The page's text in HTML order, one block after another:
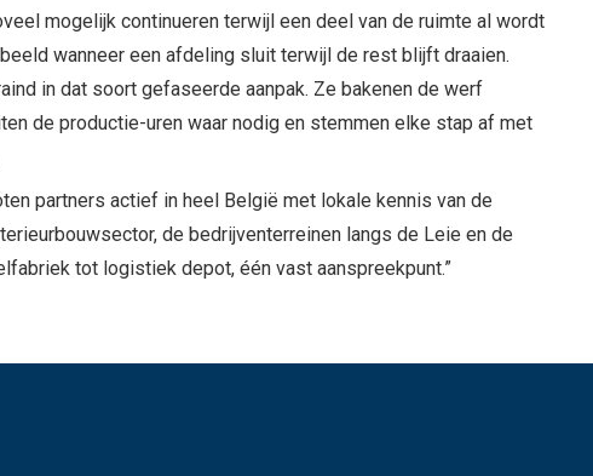
mogelijk continueren terwijl een deel van de ruimte al wordt
wanneer een afdeling sluit terwijl de rest blijft draaien.
in dat soort gefaseerde aanpak. Ze bakenen de werf
de productie-uren waar nodig en stemmen elke stap af met
partners actief in heel België met lokale kennis van de
de bedrijventerreinen langs de Leie en de
tot logistiek depot, één vast aanspreekpunt.”